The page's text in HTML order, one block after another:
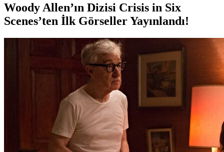
Woody Allen’ın Dizisi Crisis in Six
Scenes’ten İlk Görseller Yayınlandı!